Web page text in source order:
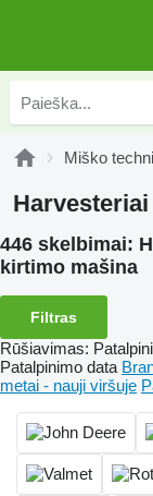
Miško
Harvesteriai
446 skelbimai:
kirtimo mašina
Filtras
Rūšiavimas:
Patalpinimo data
metai - nauji viršuje